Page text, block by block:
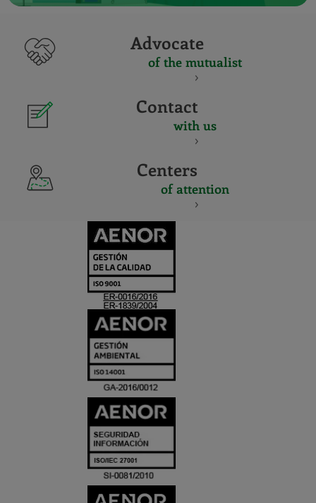
Advocate
of the mutualist
Contact
with us
Centers
of attention